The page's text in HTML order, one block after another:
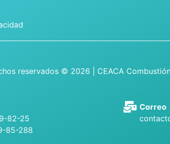
reservados © 2026 | CEACA
82-25
85-288
Correo